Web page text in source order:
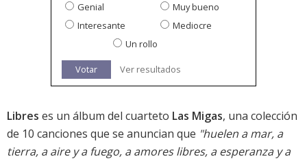
Genial
Muy bueno
Interesante
Mediocre
Un rollo
Votar Ver resultados
Libres es un álbum del cuarteto Las Migas, una colección
de 10 canciones que se anuncian que "huelen a mar, a
tierra, a aire y a fuego, a amores libres, a esperanza y a